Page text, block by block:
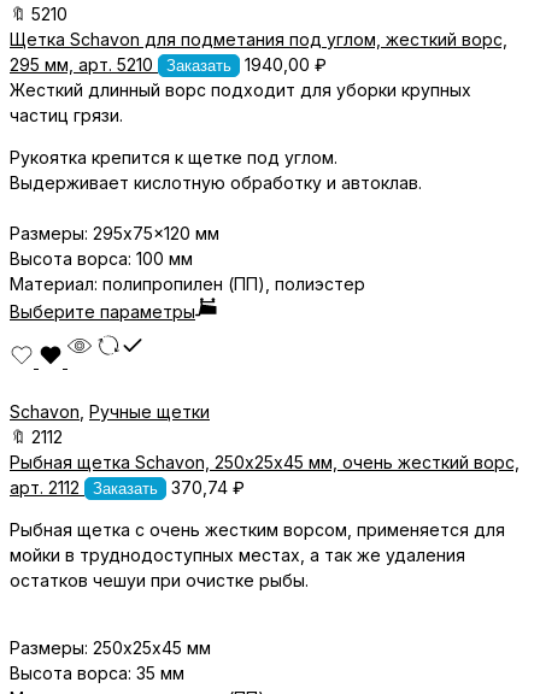
🔖 5210
Щетка Schavon для подметания под углом, жесткий ворс,
295 мм, арт. 5210
Заказать 1940,00 ₽
Жесткий длинный ворс подходит для уборки крупных
частиц грязи.
Рукоятка крепится к щетке под углом.
Выдерживает кислотную обработку и автоклав.
Размеры: 295x75x120 мм
Высота ворса: 100 мм
Материал: полипропилен (ПП), полиэстер
Выберите параметры
Schavon Ручные щетки
🔖 2112
Рыбная щетка Schavon, 250х25х45 мм, очень жесткий ворс,
арт. 2112
Заказать 370,74 ₽
Рыбная щетка с очень жестким ворсом, применяется для
мойки в труднодоступных местах, а так же удаления
остатков чешуи при очистке рыбы.
Размеры: 250х25х45 мм
Высота ворса: 35 мм